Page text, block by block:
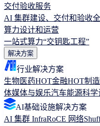
交付验收服务
AI 集群建设、交付和验收
算力设计和运营
一站式算力“交钥匙工程”
解决方案
行业解决方案
生物医药HOT金融HOT制
体媒体与娱乐汽车能源科学
AI基础设施解决方案
AI 集群 InfraRoCE 网络